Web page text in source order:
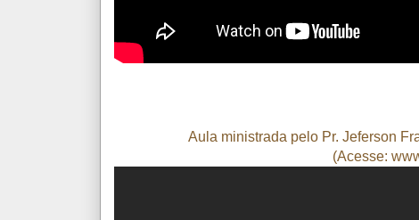
Aula ministrada pelo Pr. Jeferson
(Acesse: